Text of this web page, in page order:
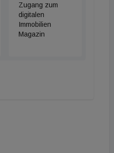
Zugang zum
digitalen
Immobilien
Magazin